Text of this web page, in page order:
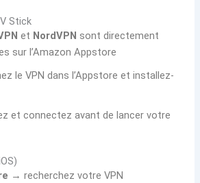
Stick
et NordVPN sont directement
sur l’Amazon Appstore
le VPN dans l’Appstore et installez-
et connectez avant de lancer votre
→ recherchez votre VPN